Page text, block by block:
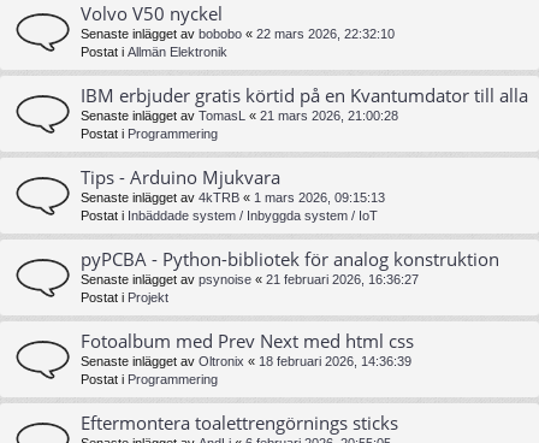
Volvo V50 nyckel
Senaste inlägget av bobobo « 22 mars 2026, 22:32:10
Postat i Allmän Elektronik
IBM erbjuder gratis körtid på en Kvantumdator till alla
Senaste inlägget av TomasL « 21 mars 2026, 21:00:28
Postat i Programmering
Tips - Arduino Mjukvara
Senaste inlägget av 4kTRB « 1 mars 2026, 09:15:13
Postat i Inbäddade system / Inbyggda system / IoT
pyPCBA - Python-bibliotek för analog konstruktion
Senaste inlägget av psynoise « 21 februari 2026, 16:36:27
Postat i Projekt
Fotoalbum med Prev Next med html css
Senaste inlägget av Oltronix « 18 februari 2026, 14:36:39
Postat i Programmering
Eftermontera toalettrengörnings sticks